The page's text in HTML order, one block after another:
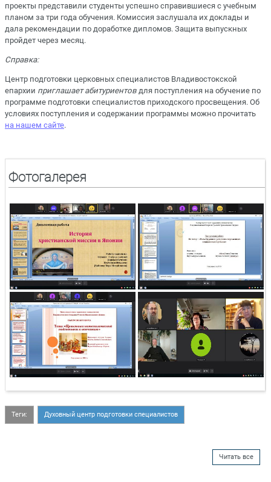
проекты представили студенты успешно справившиеся с учебным
планом за три года обучения. Комиссия заслушала их доклады и
дала рекомендации по доработке дипломов. Защита выпускных
пройдет через месяц.
Справка:
Центр подготовки церковных специалистов Владивостокской
епархии приглашает абитуриентов для поступления на обучение по
программе подготовки специалистов приходского просвещения. Об
условиях поступления и содержании программы можно прочитать
на нашем сайте.
Фотогалерея
Теги: Духовный центр подготовки специалистов
Читать все